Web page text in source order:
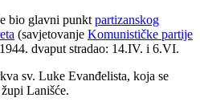
bio glavni punkt partizanskog
(savjetovanje Komunističke partije
dvaput stradao: 14.IV. i 6.VI.
sv. Luke Evanđelista, koja se
Lanišće.